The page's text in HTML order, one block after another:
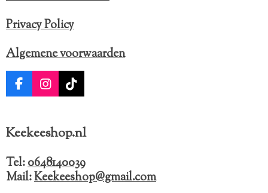
n
Privacy Policy
Algemene voorwaarden
F
b
o
k
I
a
r
a
m
T
o
Keekeeshop.nl
Tel:0648140039
Mail:Keekeeshop@gmail.com